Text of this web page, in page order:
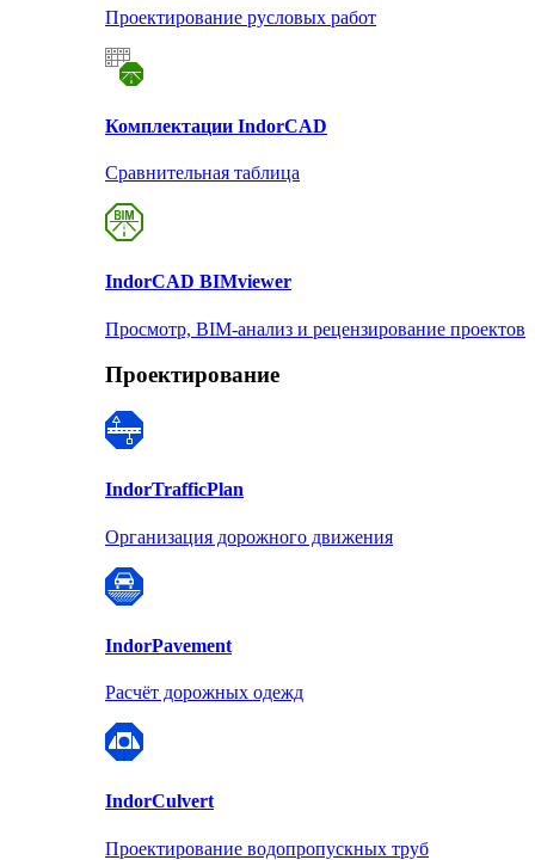
Проектирование русловых работ
Комплектации IndorCAD
Сравнительная таблица
IndorCAD BIMviewer
Просмотр, BIM-анализ и рецензирование проектов
Проектирование
IndorTrafficPlan
Организация дорожного движения
IndorPavement
Расчёт дорожных одежд
IndorCulvert
Проектирование водопропускных труб